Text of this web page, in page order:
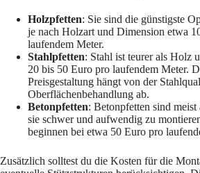
Holzpfetten: Sie sind die günstigste
je nach Holzart und Dimension etwa
laufendem Meter.
Stahlpfetten: Stahl ist teurer als Holz
20 bis 50 Euro pro laufendem Meter.
Preisgestaltung hängt von der
Oberflächenbehandlung ab.
Betonpfetten: Betonpfetten sind meist
sie schwer und aufwendig zu
beginnen bei etwa 50 Euro pro
Zusätzlich solltest du die Kosten für die